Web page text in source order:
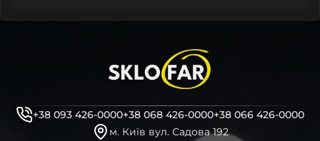
+38 093 426-0000+38 068 426-0000+38 066 426-0000
м. Київ вул. Садова 192